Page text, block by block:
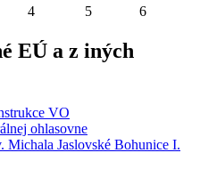
4 5 6
EÚ a z iných